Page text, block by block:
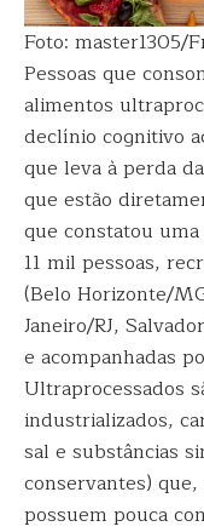
Foto: master1305/
Pessoas que
alimentos
declínio cognitivo
que leva à perda
que estão
que constatou
11 mil pessoas,
(Belo Horizonte/
Janeiro/RJ,
e acompanhadas
Ultraprocessados
industrializados,
sal e substâncias
conservantes)
possuem pouca